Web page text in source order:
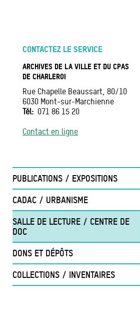
CONTACTEZ LE SERVICE
ARCHIVES DE LA VILLE ET DU CPAS
DE CHARLEROI
Rue Chapelle Beaussart, 80/10
6030 Mont-sur-Marchienne
Tél
071 86 15 20
Contact en ligne
PUBLICATIONS / EXPOSITIONS
CADAC / URBANISME
SALLE DE LECTURE / CENTRE DE
DOC
DONS ET DÉPÔTS
COLLECTIONS / INVENTAIRES